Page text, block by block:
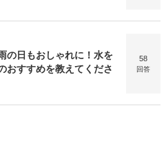
の日もおしゃれに！水を
おすすめを教えてくださ
58
回答